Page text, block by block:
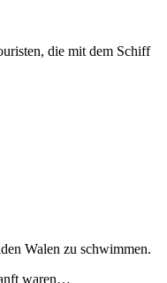
die mit dem Schiff
Walen zu schwimmen.
waren…